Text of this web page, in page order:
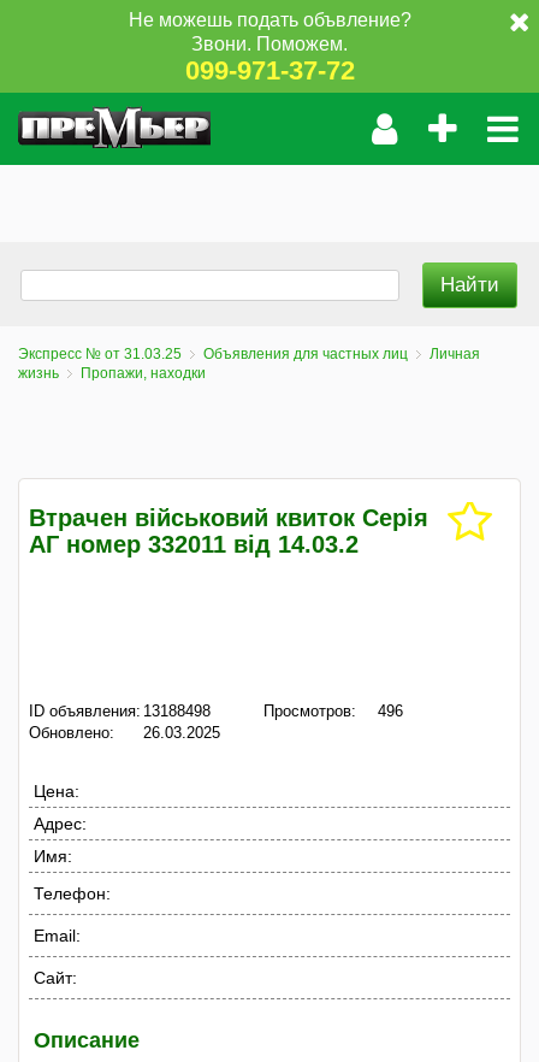
Не можешь подать объвление?
Звони. Поможем.
099-971-37-72
Экспресс № от 31.03.25 Объявления для частных лиц
Личная
жизнь
Пропажи, находки
Втрачен військовий квиток Серія
АГ номер 332011 від 14.03.2
ID объявления: 13188498
Обновлено:
26.03.2025
Просмотров: 496
Цена:
Адрес:
Имя:
Телефон:
Email:
Сайт:
Описание